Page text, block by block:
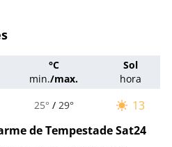
°C
min./max.
Sol
hora
25° / 29°
13
de Tempestade Sat24